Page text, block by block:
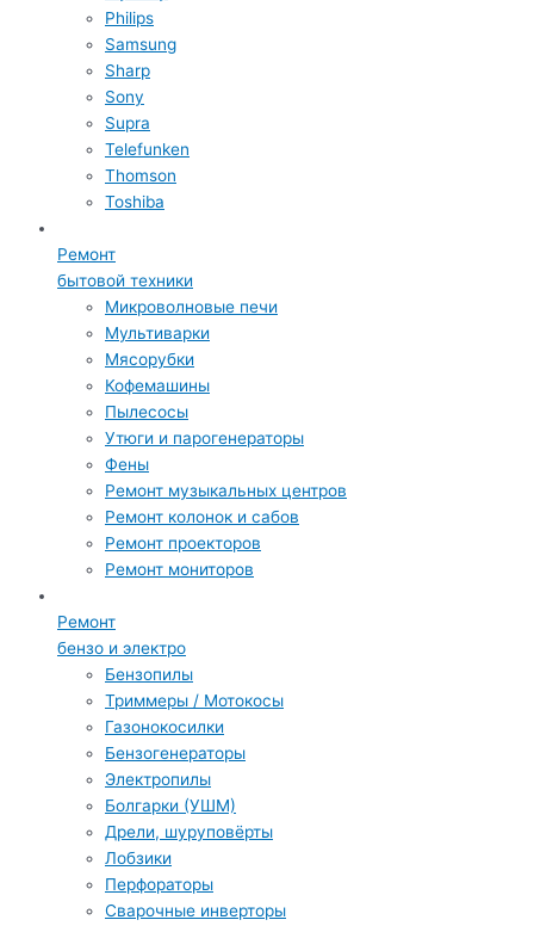
Philips
Samsung
Sharp
Sony
Supra
Telefunken
Thomson
Toshiba
Ремонт
бытовой техники
Микроволновые печи
Мультиварки
Мясорубки
Кофемашины
Пылесосы
Утюги и парогенераторы
Фены
Ремонт музыкальных центров
Ремонт колонок и сабов
Ремонт проекторов
Ремонт мониторов
Ремонт
бензо и электро
Бензопилы
Триммеры / Мотокосы
Газонокосилки
Бензогенераторы
Электропилы
Болгарки (УШМ)
Дрели, шуруповёрты
Лобзики
Перфораторы
Сварочные инверторы